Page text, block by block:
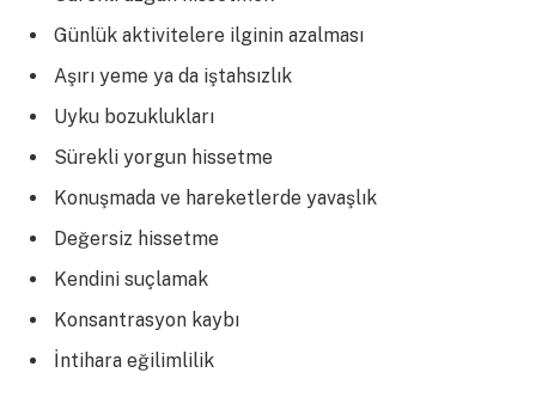
Günlük aktivitelere ilginin azalması
Aşırı yeme ya da iştahsızlık
Uyku bozuklukları
Sürekli yorgun hissetme
Konuşmada ve hareketlerde yavaşlık
Değersiz hissetme
Kendini suçlamak
Konsantrasyon kaybı
İntihara eğilimlilik